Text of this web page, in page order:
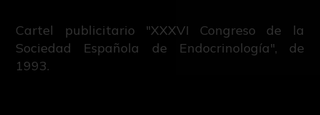
Cartel publicitario "XXXVI Congreso de la
Sociedad Española de Endocrinología", de
1993.